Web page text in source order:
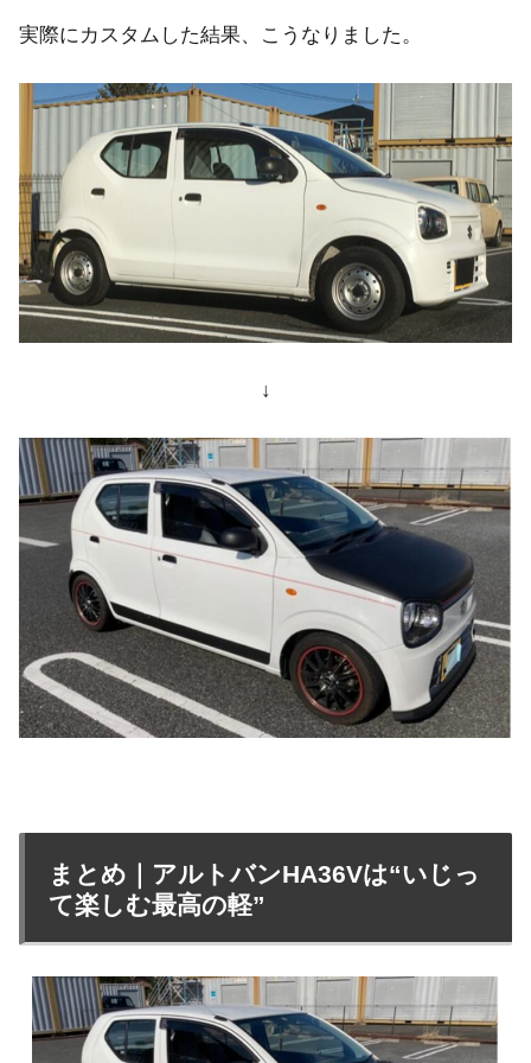
実際にカスタムした結果、こうなりました。
↓
まとめ｜アルトバンHA36Vは“いじっ
て楽しむ最高の軽”